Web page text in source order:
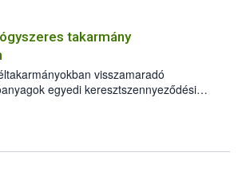
takarmány
visszamaradó
egyedi keresztszennyeződési
anyagokra vonatkozó analitikai
szóló EU rendelet.